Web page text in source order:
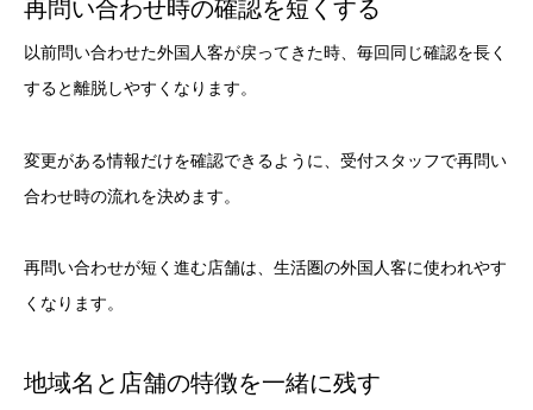
再問い合わせ時の確認を短くする
以前問い合わせた外国人客が戻ってきた時、毎回同じ確認を長く
すると離脱しやすくなります。
変更がある情報だけを確認できるように、受付スタッフで再問い
合わせ時の流れを決めます。
再問い合わせが短く進む店舗は、生活圏の外国人客に使われやす
くなります。
地域名と店舗の特徴を一緒に残す